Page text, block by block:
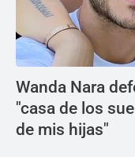
Wanda Nara
"casa de los
de mis hijas"